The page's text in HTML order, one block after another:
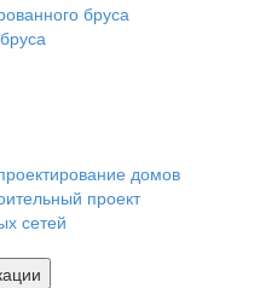
бруса
домов
проект
сетей